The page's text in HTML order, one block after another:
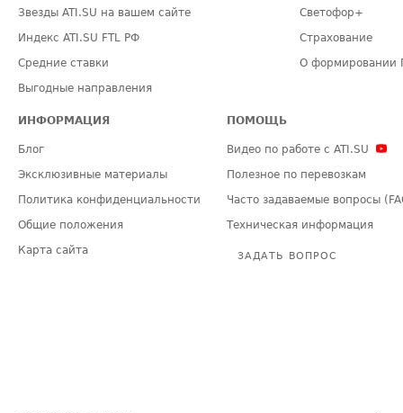
Звезды ATI.SU на вашем сайте
Индекс ATI.SU FTL РФ
Средние ставки
Выгодные направления
Светофор+
Страхование
О формировании
ИНФОРМАЦИЯ
Блог
Эксклюзивные материалы
Политика конфиденциальности
Общие положения
Карта сайта
ПОМОЩЬ
Видео по работе с ATI.SU
Полезное по перевозкам
Часто задаваемые вопросы
Техническая информация
ЗАДАТЬ ВОПРОС